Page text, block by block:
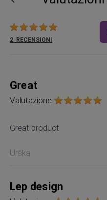
Valutazione:
2 RECENSIONI
Great
Valutazione
Great product
Urška
Lep design